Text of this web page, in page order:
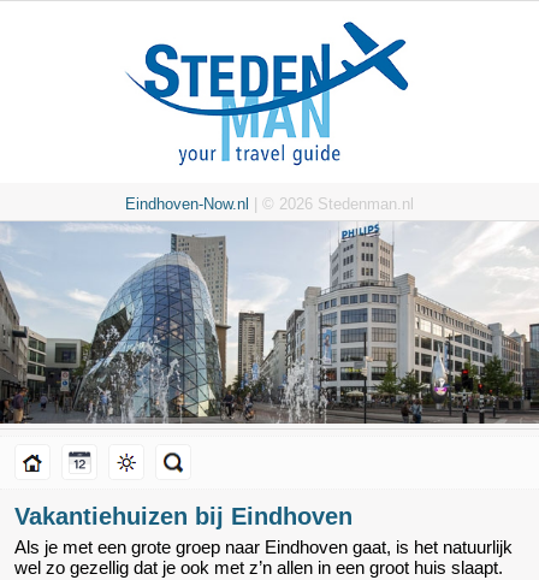
Eindhoven-Now.nl | © 2026 Stedenman.nl
Vakantiehuizen bij Eindhoven
Als je met een grote groep naar Eindhoven gaat, is het natuurlijk
wel zo gezellig dat je ook met z’n allen in een groot huis slaapt.